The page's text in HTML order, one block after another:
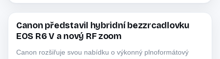
CANON
Canon představil hybridní bezzrcadlovku
EOS R6 V a nový RF zoom
Canon rozšiřuje svou nabídku o výkonný plnoformátový